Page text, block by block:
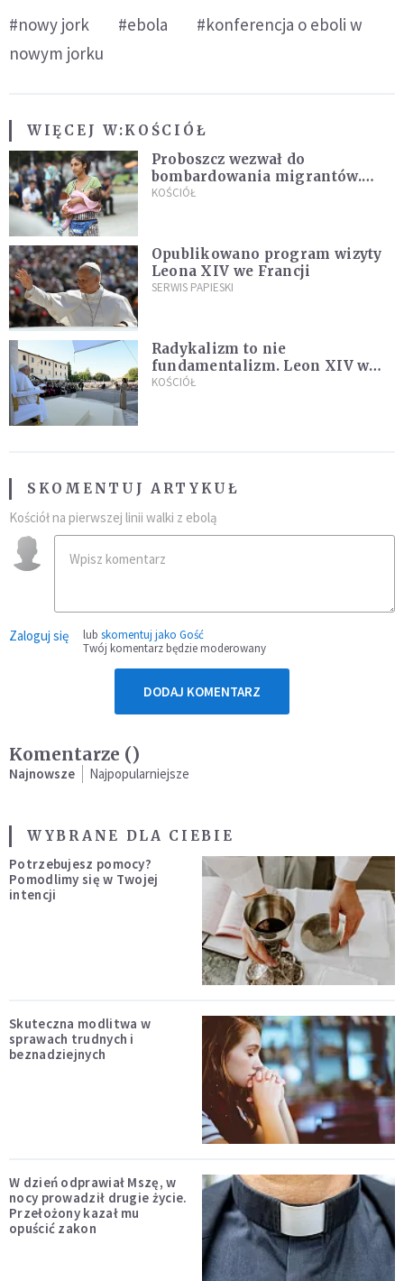
#nowy jork #ebola
#konferencja o eboli w
nowym jorku
WIĘCEJ W:KOŚCIÓŁ
Proboszcz wezwał do
bombardowania migrantów.
"Masowy ogień przeciwko
KOŚCIÓŁ
Opublikowano program wizyty
Leona XIV we Francji
SERWIS PAPIESKI
Radykalizm to nie
fundamentalizm. Leon XIV w
Asyżu
KOŚCIÓŁ
SKOMENTUJ ARTYKUŁ
Kościół na pierwszej linii walki z ebolą
Zaloguj się lub skomentuj jako Gość
Twój komentarz będzie moderowany
DODAJ KOMENTARZ
Komentarze ()
Najnowsze Najpopularniejsze
WYBRANE DLA CIEBIE
Potrzebujesz pomocy?
Pomodlimy się w Twojej
intencji
Skuteczna modlitwa w
sprawach trudnych i
beznadziejnych
W dzień odprawiał Mszę, w
nocy prowadził drugie życie.
Przełożony kazał mu
opuścić zakon